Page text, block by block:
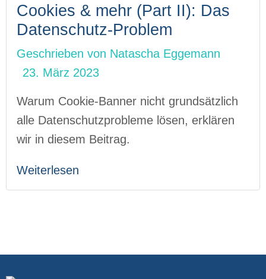
Cookies & mehr (Part II): Das
Datenschutz-Problem
Geschrieben von Natascha Eggemann
23. März 2023
Warum Cookie-Banner nicht grundsätzlich
alle Datenschutzprobleme lösen, erklären
wir in diesem Beitrag.
Weiterlesen